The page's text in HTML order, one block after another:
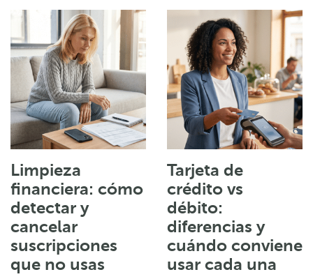
Limpieza
financiera: cómo
detectar y
cancelar
suscripciones
que no usas
Tarjeta de
crédito vs
débito:
diferencias y
cuándo conviene
usar cada una